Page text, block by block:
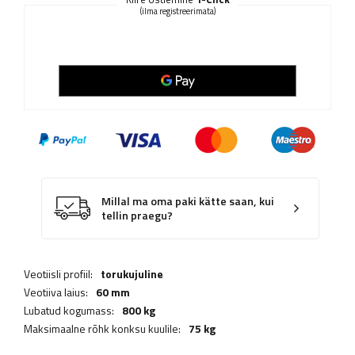
(ilma registreerimata)
Millal ma oma paki kätte saan, kui
tellin praegu?
Veotiisli profiil: torukujuline
Veotiiva laius: 60 mm
Lubatud kogumass: 800 kg
Maksimaalne rõhk konksu kuulile: 75 kg